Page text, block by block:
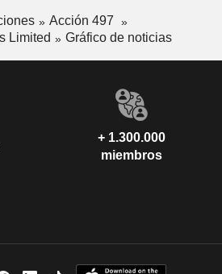
Acción 497
Limited
Gráfico de noticias
+ 1.300.000
miembros